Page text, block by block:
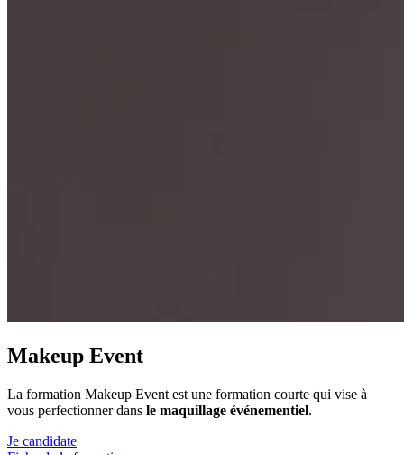
Makeup Event
La formation Makeup Event est une formation courte qui vise à
vous perfectionner dans le maquillage événementiel.
Je candidate